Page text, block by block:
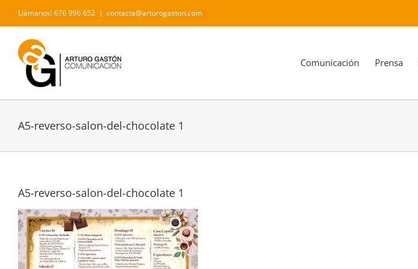
contenido
Llámanos! 676 996 652 | contacta@arturogaston.com
Comunicación Prensa
A5-reverso-salon-del-chocolate 1
A5-reverso-salon-del-chocolate 1